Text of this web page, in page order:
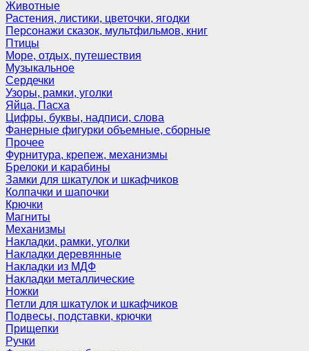
Животные
Растения, листики, цветочки, ягодки
Персонажи сказок, мультфильмов, книг
Птицы
Море, отдых, путешествия
Музыкальное
Сердечки
Узоры, рамки, уголки
Яйца, Пасха
Цифры, буквы, надписи, слова
Фанерные фигурки объемные, сборные
Прочее
Фурнитура, крепеж, механизмы
Брелоки и карабины
Замки для шкатулок и шкафчиков
Колпачки и шапочки
Крючки
Магниты
Механизмы
Накладки, рамки, уголки
Накладки деревянные
Накладки из МДФ
Накладки металлические
Ножки
Петли для шкатулок и шкафчиков
Подвесы, подставки, крючки
Прищепки
Ручки